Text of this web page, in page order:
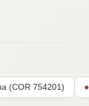
(COR 754201)